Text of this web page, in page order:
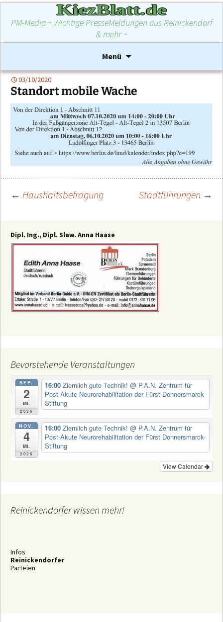
KiezBlatt.de
PM-Media ~ Wichtige PresseMeldungen aus Reinickendorf
& mehr ~
Menü
springen
03/10/2020
Standort mobile Wache
← Haushaltsbefragung Stadtführungen →
Dipl. Ing., Dipl. Slaw. Anna Haase
Bevorstehende Veranstaltungen
SEP.
2
Mi.
2026
16:00 Ziemlich gute Technik! @ P.A.N. Zentrum für
Post-Akute Neurorehabilitation der Fürst Donnersmarck-
Stiftung
NOV.
4
Mi.
2026
16:00 Ziemlich gute Technik! @ P.A.N. Zentrum für
Post-Akute Neurorehabilitation der Fürst Donnersmarck-
Stiftung
View Calendar
Reinickendorfer wissen mehr!
Infos
Reinickendorfer
Parteien